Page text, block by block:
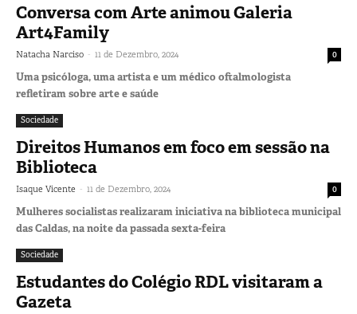
Conversa com Arte animou Galeria
Art4Family
Natacha Narciso - 11 de Dezembro, 2024 0
Uma psicóloga, uma artista e um médico oftalmologista
refletiram sobre arte e saúde
Sociedade
Direitos Humanos em foco em sessão na
Biblioteca
Isaque Vicente - 11 de Dezembro, 2024 0
Mulheres socialistas realizaram iniciativa na biblioteca municipal
das Caldas, na noite da passada sexta-feira
Sociedade
Estudantes do Colégio RDL visitaram a
Gazeta